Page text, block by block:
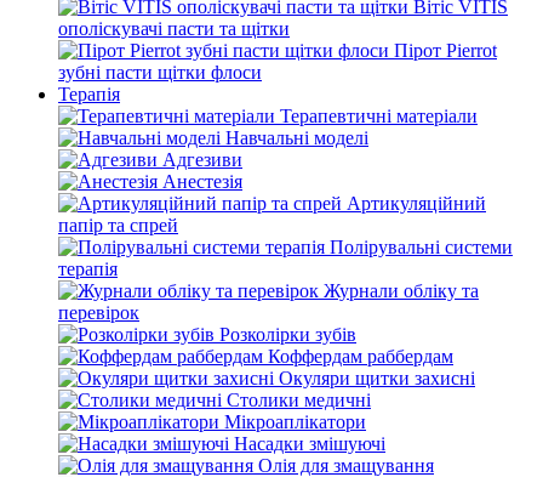
Вітіс VITIS
ополіскувачі пасти та щітки
Пірот Pierrot
зубні пасти щітки флоси
Терапія
Терапевтичні матеріали
Навчальні моделі
Адгезиви
Анестезія
Артикуляційний
папір та спрей
Полірувальні системи
терапія
Журнали обліку та
перевірок
Розколірки зубів
Коффердам раббердам
Окуляри щитки захисні
Столики медичні
Мікроаплікатори
Насадки змішуючі
Олія для змащування